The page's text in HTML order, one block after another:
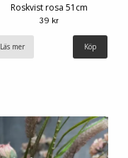
Roskvist rosa 51cm
39 kr
Läs mer